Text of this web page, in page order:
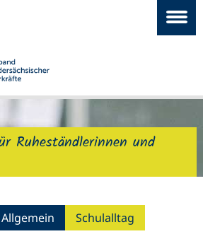
Ruheständlerinnen und
Allgemein Schulalltag